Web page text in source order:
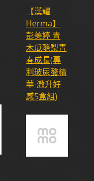
【漢耀
Herma】
彭美婷 青
木瓜酪梨青
春成長(專
利玻尿酸精
華-激升好
感5盒組)